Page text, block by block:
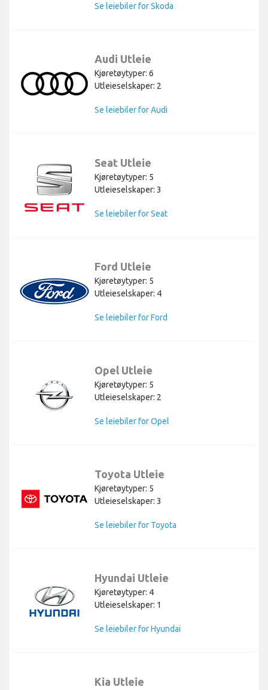
Se leiebiler for Skoda
Audi Utleie
Kjøretøytyper: 6
Utleieselskaper: 2
Se leiebiler for Audi
Seat Utleie
Kjøretøytyper: 5
Utleieselskaper: 3
Se leiebiler for Seat
Ford Utleie
Kjøretøytyper: 5
Utleieselskaper: 4
Se leiebiler for Ford
Opel Utleie
Kjøretøytyper: 5
Utleieselskaper: 2
Se leiebiler for Opel
Toyota Utleie
Kjøretøytyper: 5
Utleieselskaper: 3
Se leiebiler for Toyota
Hyundai Utleie
Kjøretøytyper: 4
Utleieselskaper: 1
Se leiebiler for Hyundai
Kia Utleie